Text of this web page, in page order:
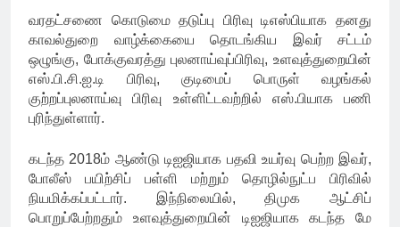
வரதட்சணை கொடுமை தடுப்பு பிரிவு டிஎஸ்பியாக தனது
காவல்துறை வாழ்க்கையை தொடங்கிய இவர் சட்டம்
ஒழுங்கு, போக்குவரத்து புலனாய்வுப்பிரிவு, உளவுத்துறையின்
எஸ்.பி.சி.ஐ.டி பிரிவு, குடிமைப் பொருள் வழங்கல்
குற்றப்புலனாய்வு பிரிவு உள்ளிட்டவற்றில் எஸ்.பியாக பணி
புரிந்துள்ளார்.
கடந்த 2018ம் ஆண்டு டிஐஜியாக பதவி உயர்வு பெற்ற இவர்,
போலீஸ் பயிற்சிப் பள்ளி மற்றும் தொழில்நுட்ப பிரிவில்
நியமிக்கப்பட்டார். இந்நிலையில், திமுக ஆட்சிப்
பொறுப்பேற்றதும் உளவுத்துறையின் டிஐஜியாக கடந்த மே